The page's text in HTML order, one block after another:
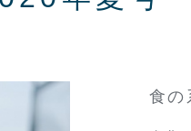
食の